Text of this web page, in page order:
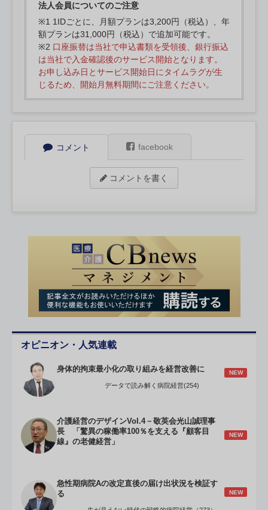
法人会員についてのご注意
※1 1IDごとに、月額プランは3,200円（税込）、年
額プランは31,000円（税込）で追加可能です。
※2 口座振替は当社で申込書類を受領後、銀行振込
は当社で入金確認後のサービス開始となります。
お申し込み日とサービス開始日にタイムラグが生
じるため、開始月無料期間にご注意ください。
コメント facebook
コメントを書く
オピニオン・人気連載
身体的拘束最小化の取り組みを経営改善に NEW
データで読み解く病院経営(254)
介護経営のデザインVol.4－敬英会光山誠理事
長 「驚異の稼働率100％を支える『顧客目
線』の老健経営」
NEW
急性期病院Aの改定直後の届け出状況を検証す
る
NEW